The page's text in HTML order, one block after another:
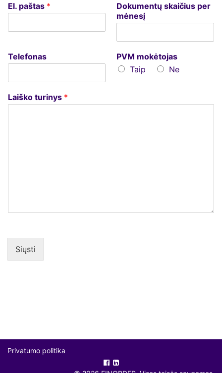
El. paštas *
Dokumentų skaičius per
mėnesį
Telefonas
PVM mokėtojas
Taip
Ne
Laiško turinys *
Siųsti
Privatumo politika